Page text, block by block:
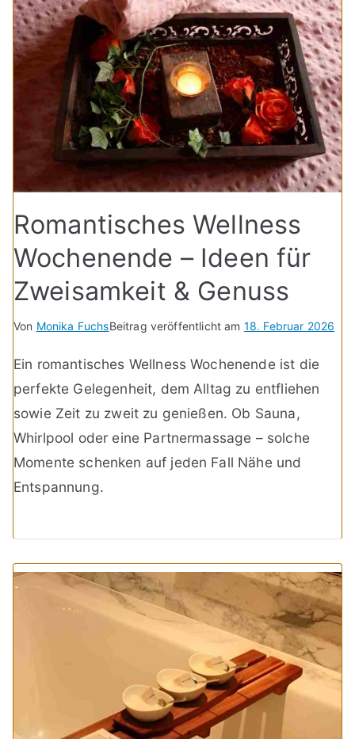
Romantisches Wellness
Wochenende – Ideen für
Zweisamkeit & Genuss
Von Monika FuchsBeitrag veröffentlicht am 18. Februar 2026
Ein romantisches Wellness Wochenende ist die
perfekte Gelegenheit, dem Alltag zu entfliehen
sowie Zeit zu zweit zu genießen. Ob Sauna,
Whirlpool oder eine Partnermassage – solche
Momente schenken auf jeden Fall Nähe und
Entspannung.